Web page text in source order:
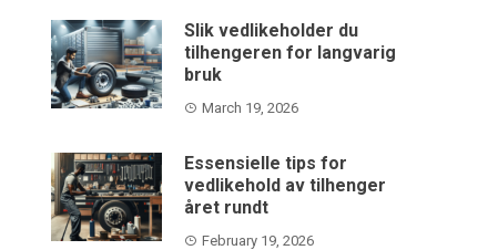
Slik vedlikeholder du
tilhengeren for langvarig
bruk
March 19, 2026
Essensielle tips for
vedlikehold av tilhenger
året rundt
February 19, 2026